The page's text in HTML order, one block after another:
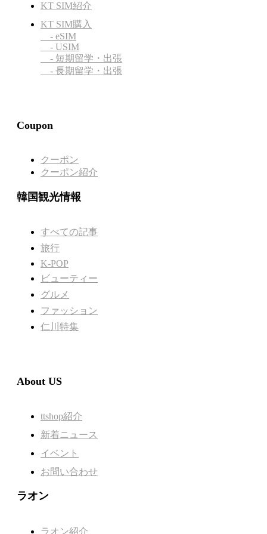
KT SIM紹介
KT SIM購入
- eSIM
- USIM
- 短期留学・出張
- 長期留学・出張
Coupon
クーポン
クーポン紹介
韓国観光情報
すべての記事
旅行
K-POP
ビューティー
グルメ
ファッション
仁川特集
About US
ttshop紹介
新着ニュース
イベント
お問い合わせ
ラオン
ラオン紹介